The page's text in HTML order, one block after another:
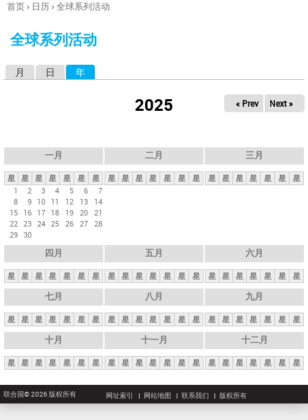
你
这
首页› 日历›全球系列活动
全球系列活动
月 日 年
2025 « Prev Next »
一月
星 星 星 星 星 星
星
1
2 3 4 5 6
7
8
9 10 11 12 13
14
15 16 17 18 19 20 21
22 23 24 25 26 27 28
29 30
二月
星 星 星 星 星 星 星
三月
星 星 星 星 星 星 星
四月
星 星 星 星 星 星 星
五月
星 星 星 星 星 星 星
六月
星 星 星 星 星 星 星
七月
星 星 星 星 星 星 星
八月
星 星 星 星 星 星 星
九月
星 星 星 星 星 星 星
十月
星 星 星 星 星 星 星
十一月
星 星 星 星 星 星 星
十二月
星 星 星 星 星 星 星
联合国© 2026 版权所有 网址索引 网站地图 联系我们 版权所有